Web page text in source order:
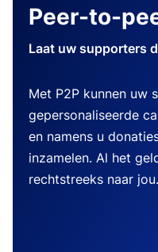
Peer-to-
Laat uw supporters
Met P2P kunnen uw
gepersonaliseerde
en namens u
inzamelen. Al het
rechtstreeks naar jou.